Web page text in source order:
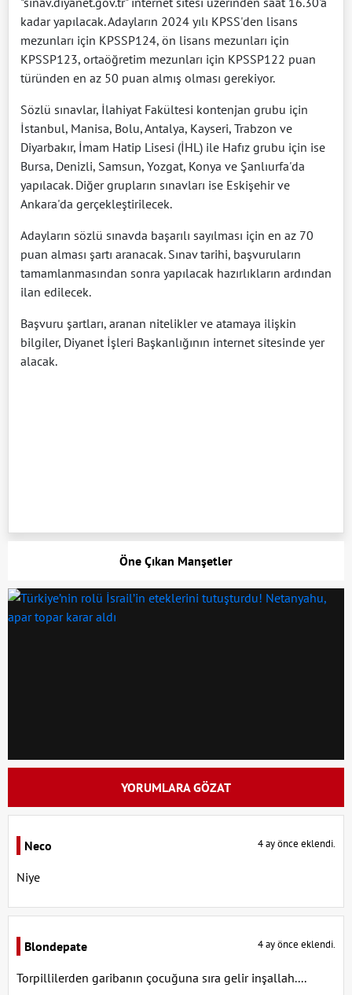
kadar yapılacak. Adayların 2024 yılı KPSS'den lisans
mezunları için KPSSP124, ön lisans mezunları için
KPSSP123, ortaöğretim mezunları için KPSSP122 puan
türünden en az 50 puan almış olması gerekiyor.
Sözlü sınavlar, İlahiyat Fakültesi kontenjan grubu için
İstanbul, Manisa, Bolu, Antalya, Kayseri, Trabzon ve
Diyarbakır, İmam Hatip Lisesi (İHL) ile Hafız grubu için ise
Bursa, Denizli, Samsun, Yozgat, Konya ve Şanlıurfa'da
yapılacak. Diğer grupların sınavları ise Eskişehir ve
Ankara'da gerçekleştirilecek.
Adayların sözlü sınavda başarılı sayılması için en az 70
puan alması şartı aranacak. Sınav tarihi, başvuruların
tamamlanmasından sonra yapılacak hazırlıkların ardından
ilan edilecek.
Başvuru şartları, aranan nitelikler ve atamaya ilişkin
bilgiler, Diyanet İşleri Başkanlığının internet sitesinde yer
alacak.
Öne Çıkan Manşetler
YORUMLARA GÖZAT
Neco 4 ay önce eklendi.
Niye
Blondepate 4 ay önce eklendi.
Torpillilerden garibanın çocuğuna sıra gelir inşallah....